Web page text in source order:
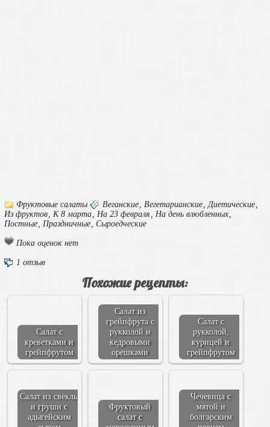
Фруктовые салаты Веганские, Вегетарианские,Диетические,
Из фруктов, К 8 марта, На 23 февраля , На день влюбленных,
Постные, Праздничные, Сыроедческие
Пока оценок нет
1 отзыв
Похожие рецепты:
Салат с
креветками и
грейпфрутом
Салат из
грейпфрута с
рукколой и
кедровыми
орешками
Салат с
рукколой,
курицей и
грейпфрутом
Салат из свеклы
и груши с
адыгейским
Фруктовый
салат с
Чечевица с
мятой и
болгарским